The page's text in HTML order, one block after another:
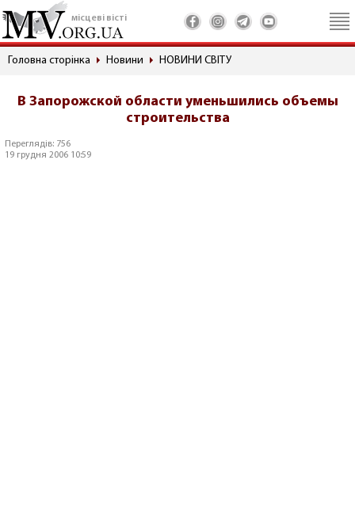
місцеві вісті
Головна сторінка Новини НОВИНИ СВІТУ
В Запорожской области уменьшились объемы
строительства
Переглядів: 756
19 грудня 2006 10:59